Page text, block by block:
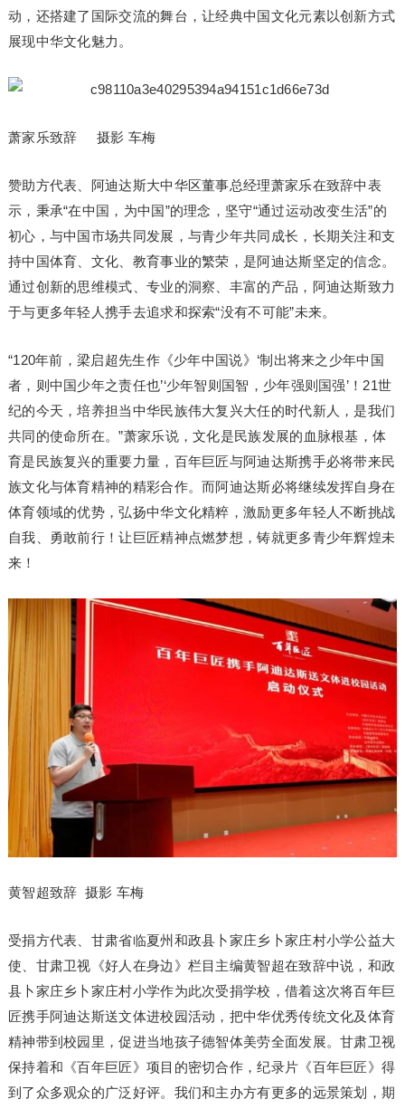
动，还搭建了国际交流的舞台，让经典中国文化元素以创新方式
展现中华文化魅力。
萧家乐致辞 摄影 车梅
赞助方代表、阿迪达斯大中华区董事总经理萧家乐在致辞中表
示，秉承“在中国，为中国”的理念，坚守“通过运动改变生活”的
初心，与中国市场共同发展，与青少年共同成长，长期关注和支
持中国体育、文化、教育事业的繁荣，是阿迪达斯坚定的信念。
通过创新的思维模式、专业的洞察、丰富的产品，阿迪达斯致力
于与更多年轻人携手去追求和探索“没有不可能”未来。
“120年前，梁启超先生作《少年中国说》‘制出将来之少年中国
者，则中国少年之责任也’‘少年智则国智，少年强则国强’！21世
纪的今天，培养担当中华民族伟大复兴大任的时代新人，是我们
共同的使命所在。”萧家乐说，文化是民族发展的血脉根基，体
育是民族复兴的重要力量，百年巨匠与阿迪达斯携手必将带来民
族文化与体育精神的精彩合作。而阿迪达斯必将继续发挥自身在
体育领域的优势，弘扬中华文化精粹，激励更多年轻人不断挑战
自我、勇敢前行！让巨匠精神点燃梦想，铸就更多青少年辉煌未
来！
黄智超致辞 摄影 车梅
受捐方代表、甘肃省临夏州和政县卜家庄乡卜家庄村小学公益大
使、甘肃卫视《好人在身边》栏目主编黄智超在致辞中说，和政
县卜家庄乡卜家庄村小学作为此次受捐学校，借着这次将百年巨
匠携手阿迪达斯送文体进校园活动，把中华优秀传统文化及体育
精神带到校园里，促进当地孩子德智体美劳全面发展。甘肃卫视
保持着和《百年巨匠》项目的密切合作，纪录片《百年巨匠》得
到了众多观众的广泛好评。我们和主办方有更多的远景策划，期